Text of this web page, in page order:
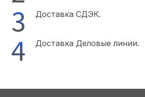
Доставка СДЭК.
Доставка Деловые линии.